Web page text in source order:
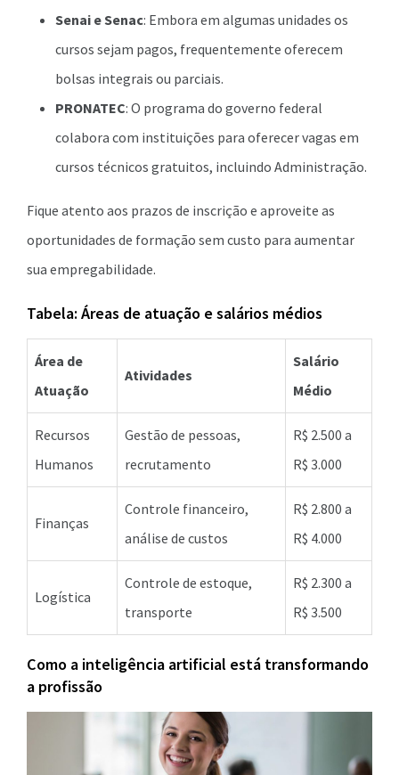
Senai e Senac: Embora em algumas unidades os
cursos sejam pagos, frequentemente oferecem
bolsas integrais ou parciais.
PRONATEC: O programa do governo federal
colabora com instituições para oferecer vagas em
cursos técnicos gratuitos, incluindo Administração.
Fique atento aos prazos de inscrição e aproveite as
oportunidades de formação sem custo para aumentar
sua empregabilidade.
Tabela: Áreas de atuação e salários médios
Área de
Atuação
Atividades
Salário
Médio
Recursos
Humanos
Gestão de pessoas,
recrutamento
R$ 2.500 a
R$ 3.000
Finanças
Controle financeiro,
análise de custos
R$ 2.800 a
R$ 4.000
Logística
Controle de estoque,
transporte
R$ 2.300 a
R$ 3.500
Como a inteligência artificial está transformando
a profissão